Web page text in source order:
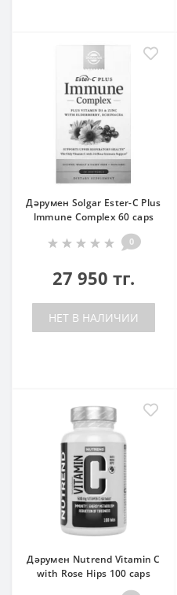
Дәрумен Solgar Ester-C Plus
lmmune Complex 60 caps
0
27 950 тг.
НЕТ В НАЛИЧИИ
Дәрумен Nutrend Vitamin C
with Rose Hips 100 caps